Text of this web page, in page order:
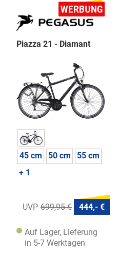
Piazza 21 - Diamant
45 cm 50 cm
55 cm
+ 1
699,95 € 444,- €
Auf Lager, Lieferung
in 5-7 Werktagen